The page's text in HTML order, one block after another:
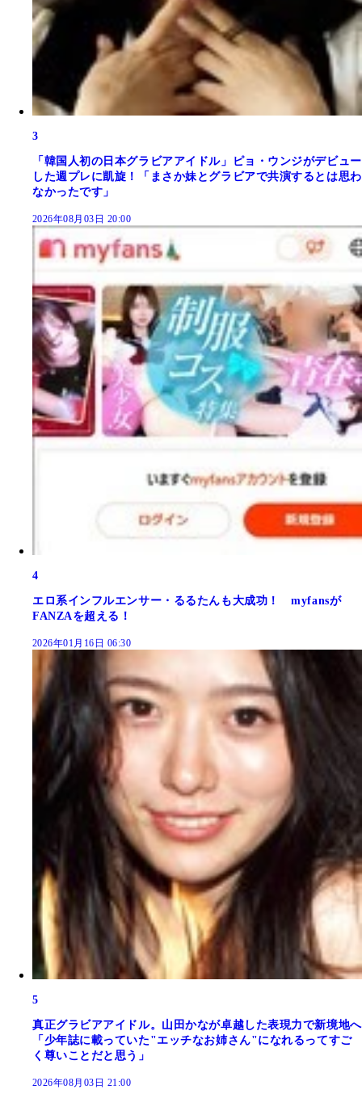
3
「韓国人初の日本グラビアアイドル」ピョ・ウンジがデビュー
した週プレに凱旋！「まさか妹とグラビアで共演するとは思わ
なかったです」
2026年08月03日 20:00
4
エロ系インフルエンサー・るるたんも大成功！ myfansが
FANZAを超える！
2026年01月16日 06:30
5
真正グラビアアイドル。山田かなが卓越した表現力で新境地へ
「少年誌に載っていた"エッチなお姉さん"になれるってすご
く尊いことだと思う」
2026年08月03日 21:00